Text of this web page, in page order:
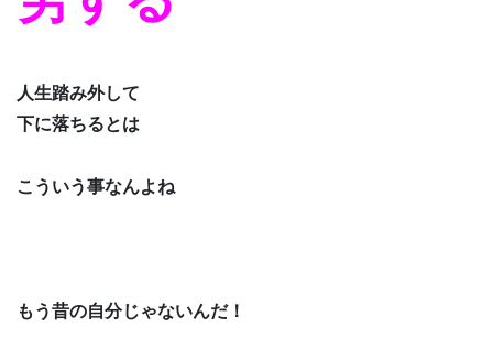
人生踏み外して
下に落ちるとは
こういう事なんよね
もう昔の自分じゃないんだ！